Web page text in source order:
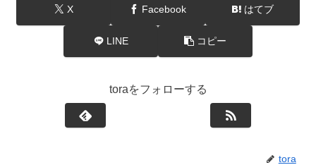
X Facebook はてブ
LINE コピー
toraをフォローする
tora